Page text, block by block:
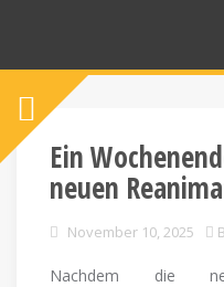
Ein
neuen
November 10, 2025
Nachdem die